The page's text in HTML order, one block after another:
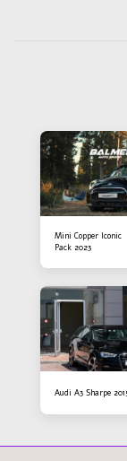
Mini Copper Iconic
Pack 2023
Audi A3 Sharpe